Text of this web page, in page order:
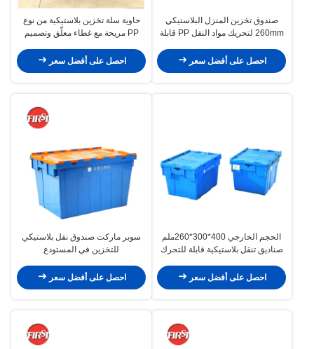
صندوق تخزين المنزل البلاستيكي
260mm لتحريك مواد النقل PP قابلة
احصل على أفضل سعر
حاوية سلة تخزين بلاستيكية من نوع
PP مريحة مع غطاء معلّق وتصميم
احصل على أفضل سعر
الحجم الخارجي 400*300*260ملم
صناديق تنقل بلاستيكية قابلة للتحرك
احصل على أفضل سعر
سوبر ماركت صندوق نقل بلاستيكي
للتخزين في المستودع
المعاد تدويرها
احصل على أفضل سعر